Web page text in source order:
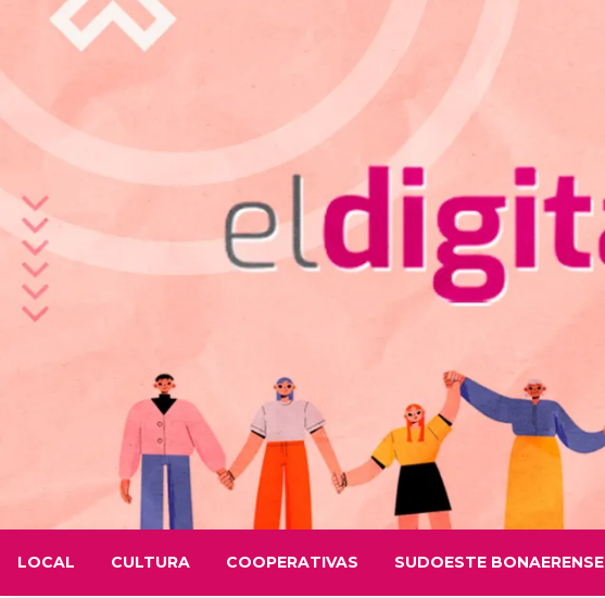
LOCAL CULTURA COOPERATIVAS SUDOESTE BONAERENSE